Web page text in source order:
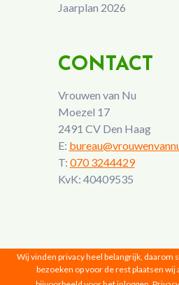
Jaarplan 2026
CONTACT
Vrouwen van Nu
Moezel 17
2491 CV Den Haag
E:
T: 070 3244429
KvK: 40409535
Vrouwen van Nu © 2026 |
Wij vinden privacy heel belangrijk, daarom
bezoeken op voor de rest plaatsen